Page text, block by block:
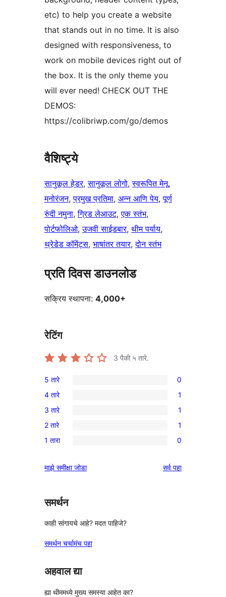
etc) to help you create a website
that stands out in no time. It is also
designed with responsiveness, to
work on mobile devices right out of
the box. It is the only theme you
will ever need! CHECK OUT THE
DEMOS:
https://colibriwp.com/go/demos
वैशिष्ट्ये
सानुकूल हेडर, सानुकूल लोगो, स्वरूपित मेनू
मनोरंजन, प्रमुख प्रतिमा, अन्न आणि पेय, पूर्ण
रुंदी नमुना, ग्रिड लेआउट, एक स्तंभ
पोर्टफोलिओ, उजवी साईडबार, थीम पर्याय
थ्रेडेड कॉमेंट्स, भाषांतर तयार, दोन स्तंभ
प्रति दिवस डाउनलोड
सक्रिय स्थापना: 4,000+
रेटिंग
3 पैकी ५ तारे.
0
5-
तारांकित
परीक्षणे
5 तारे 0
1
4-
तारांकित
पुनरावलोकन
4 तारे 1
1
3-
तारांकित
3 तारे 1
1
2-
पुनरावलोकन
2 तारे 1
0
तारांकित
1 तारा 0
माझे समीक्षा जोडा सर्वपुनरावलोकने
पहा
समर्थन
काही सांगायचे आहे? मदत पाहिजे?
समर्थन चर्चामंच पहा
अहवाल द्या
ह्या थीममध्ये मुख्य समस्या आहेत का?